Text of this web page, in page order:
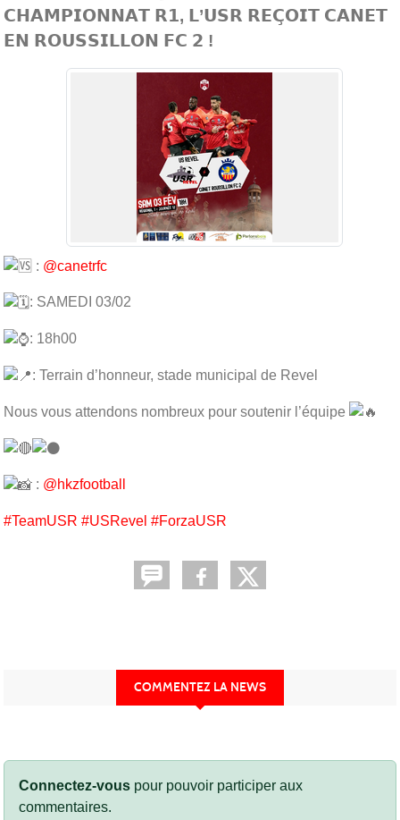
𝗖𝗛𝗔𝗠𝗣𝗜𝗢𝗡𝗡𝗔𝗧 𝗥𝟭, 𝗟’𝗨𝗦𝗥 𝗥𝗘𝗖̧𝗢𝗜𝗧 𝗖𝗔𝗡𝗘𝗧
𝗘𝗡 𝗥𝗢𝗨𝗦𝗦𝗜𝗟𝗟𝗢𝗡 𝗙𝗖 𝟮 !
: @canetrfc
: SAMEDI 03/02
: 18h00
: Terrain d’honneur, stade municipal de Revel
Nous vous attendons nombreux pour soutenir l’équipe
: @hkzfootball
#TeamUSR #USRevel #ForzaUSR
COMMENTEZ LA NEWS
Connectez-vous pour pouvoir participer aux
commentaires.